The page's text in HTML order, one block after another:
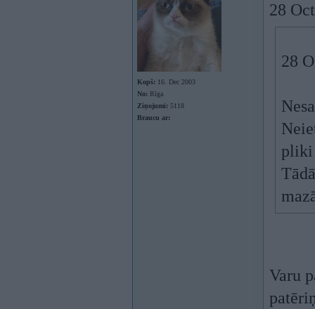
Kopš: 16. Dec 2003
No: Rīga
Ziņojumi: 5118
Braucu ar:
28
28
pliki
Varu